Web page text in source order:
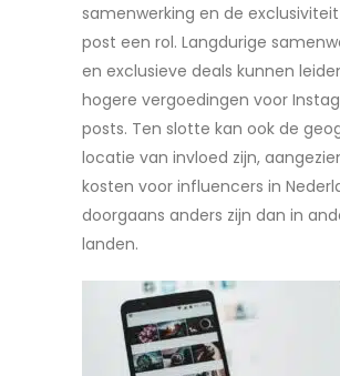
samenwerking en de
post een rol. Langdurige
en exclusieve deals kunnen
hogere vergoedingen voor
posts. Ten slotte kan ook de
locatie van invloed zijn,
kosten voor influencers in
doorgaans anders zijn dan in
landen.